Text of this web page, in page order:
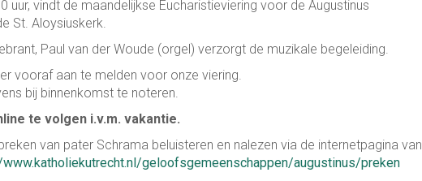
uur, vindt de maandelijkse Eucharistieviering voor de Augustinus
St. Aloysiuskerk.
Paul van der Woude (orgel) verzorgt de muzikale begeleiding.
vooraf aan te melden voor onze viering.
bij binnenkomst te noteren.
te volgen i.v.m. vakantie.
van pater Schrama beluisteren en nalezen via de internetpagina van
geloofsgemeenschappen/augustinus/preken